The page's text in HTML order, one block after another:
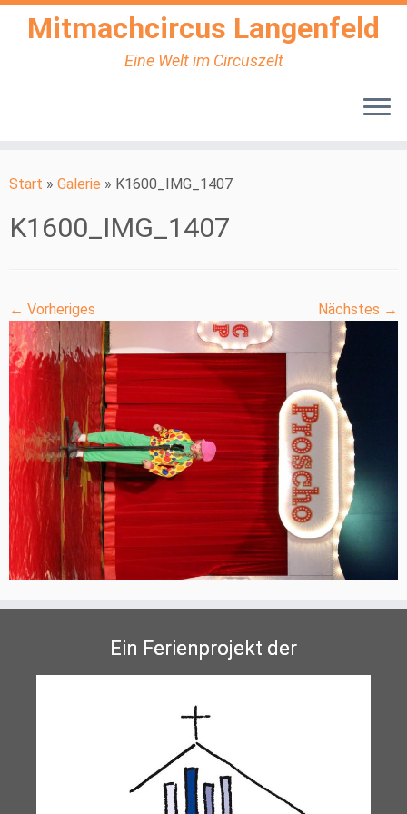
Inhalt
Mitmachcircus Langenfeld
Eine Welt im Circuszelt
Start » Galerie » K1600_IMG_1407
K1600_IMG_1407
← Vorheriges Nächstes →
Ein Ferienprojekt der